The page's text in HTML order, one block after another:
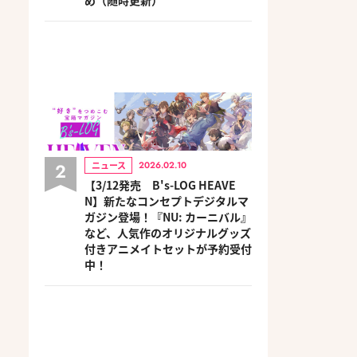
2 ニュース 2026.02.10
【3/12発売 B's-LOG HEAVE
N】新たなコンセプトデジタルマ
ガジン登場！『NU: カーニバル』
など、人気作のオリジナルグッズ
付きアニメイトセットが予約受付
中！